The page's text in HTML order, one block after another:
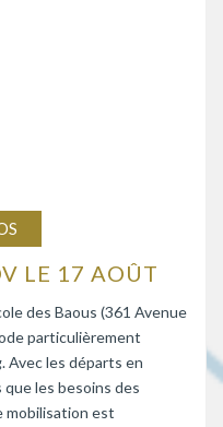
LE 17 AOÛT
des Baous (361 Avenue
particulièrement
Avec les départs en
les besoins des
est